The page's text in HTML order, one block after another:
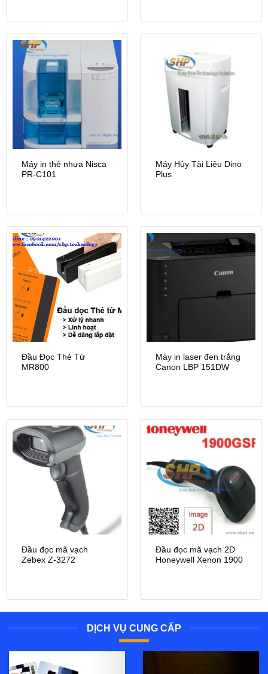
Máy in thẻ nhựa Nisca
PR-C101
Máy Hủy Tài Liệu Dino
Plus
Đầu Đọc Thẻ Từ
MR800
Máy in laser đen trắng
Canon LBP 151DW
Đầu đọc mã vạch
Zebex Z-3272
Đầu đọc mã vạch 2D
Honeywell Xenon 1900
DỊCH VỤ CUNG CẤP